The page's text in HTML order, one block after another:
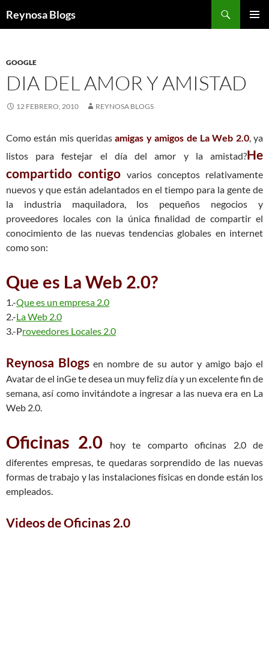
Reynosa Blogs
GOOGLE
DIA DEL AMOR Y AMISTAD
12 FEBRERO, 2010 REYNOSA BLOGS
Como están mis queridasamigas y amigos de La Web 2.0, ya
listos para festejar el día del amor y la amistad?He
compartido contigo varios conceptos relativamente
nuevos y que están adelantados en el tiempo para la gente de
la industria maquiladora, los pequeños negocios y
proveedores locales con la única finalidad de compartir el
conocimiento de las nuevas tendencias globales en internet
como son:
Que es La Web 2.0?
1.-Que es un empresa 2.0
2.-La Web 2.0
3.-Proveedores Locales 2.0
Reynosa Blogs en nombre de su autor y amigo bajo el
Avatar de el inGe te desea un muy feliz día y un excelente fin de
semana, así como invitándote a ingresar a las nueva era en La
Web 2.0.
Oficinas 2.0 hoy te comparto oficinas 2.0 de
diferentes empresas, te quedaras sorprendido de las nuevas
formas de trabajo y las instalaciones físicas en donde están los
empleados.
Videos de Oficinas 2.0